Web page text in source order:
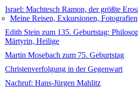
Israel: Machtesch Ramon, der größte
Meine Reisen, Exkursionen, Fotografien
Edith Stein zum 135. Geburtstag:
Märtyrin, Heilige
Martin Mosebach zum 75. Geburtstag
Christenverfolgung in der Gegenwart
Nachruf: Hans-Jürgen Mahlitz